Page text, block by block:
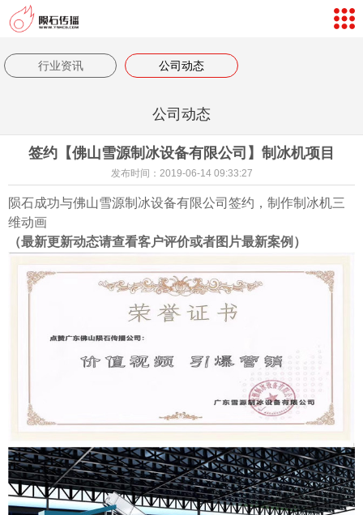
网站导航
数字孪生体验
关于我们
客户评价
返回首页
行业资讯 公司动态
公司动态
签约【佛山雪源制冰设备有限公司】制冰机项目
发布时间：2019-06-14 09:33:27
陨石成功与佛山雪源制冰设备有限公司签约，制作制冰机三
维动画
（最新更新动态请查看客户评价或者图片最新案例）